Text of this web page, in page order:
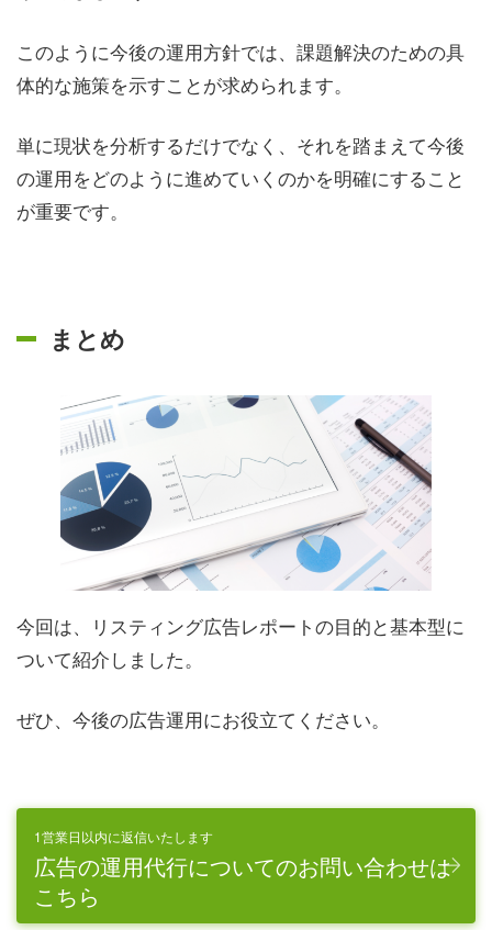
このように今後の運用方針では、課題解決のための具
体的な施策を示すことが求められます。
単に現状を分析するだけでなく、それを踏まえて今後
の運用をどのように進めていくのかを明確にすること
が重要です。
まとめ
今回は、リスティング広告レポートの目的と基本型に
ついて紹介しました。
ぜひ、今後の広告運用にお役立てください。
1営業日以内に返信いたします
広告の運用代行についてのお問い合わせは
こちら